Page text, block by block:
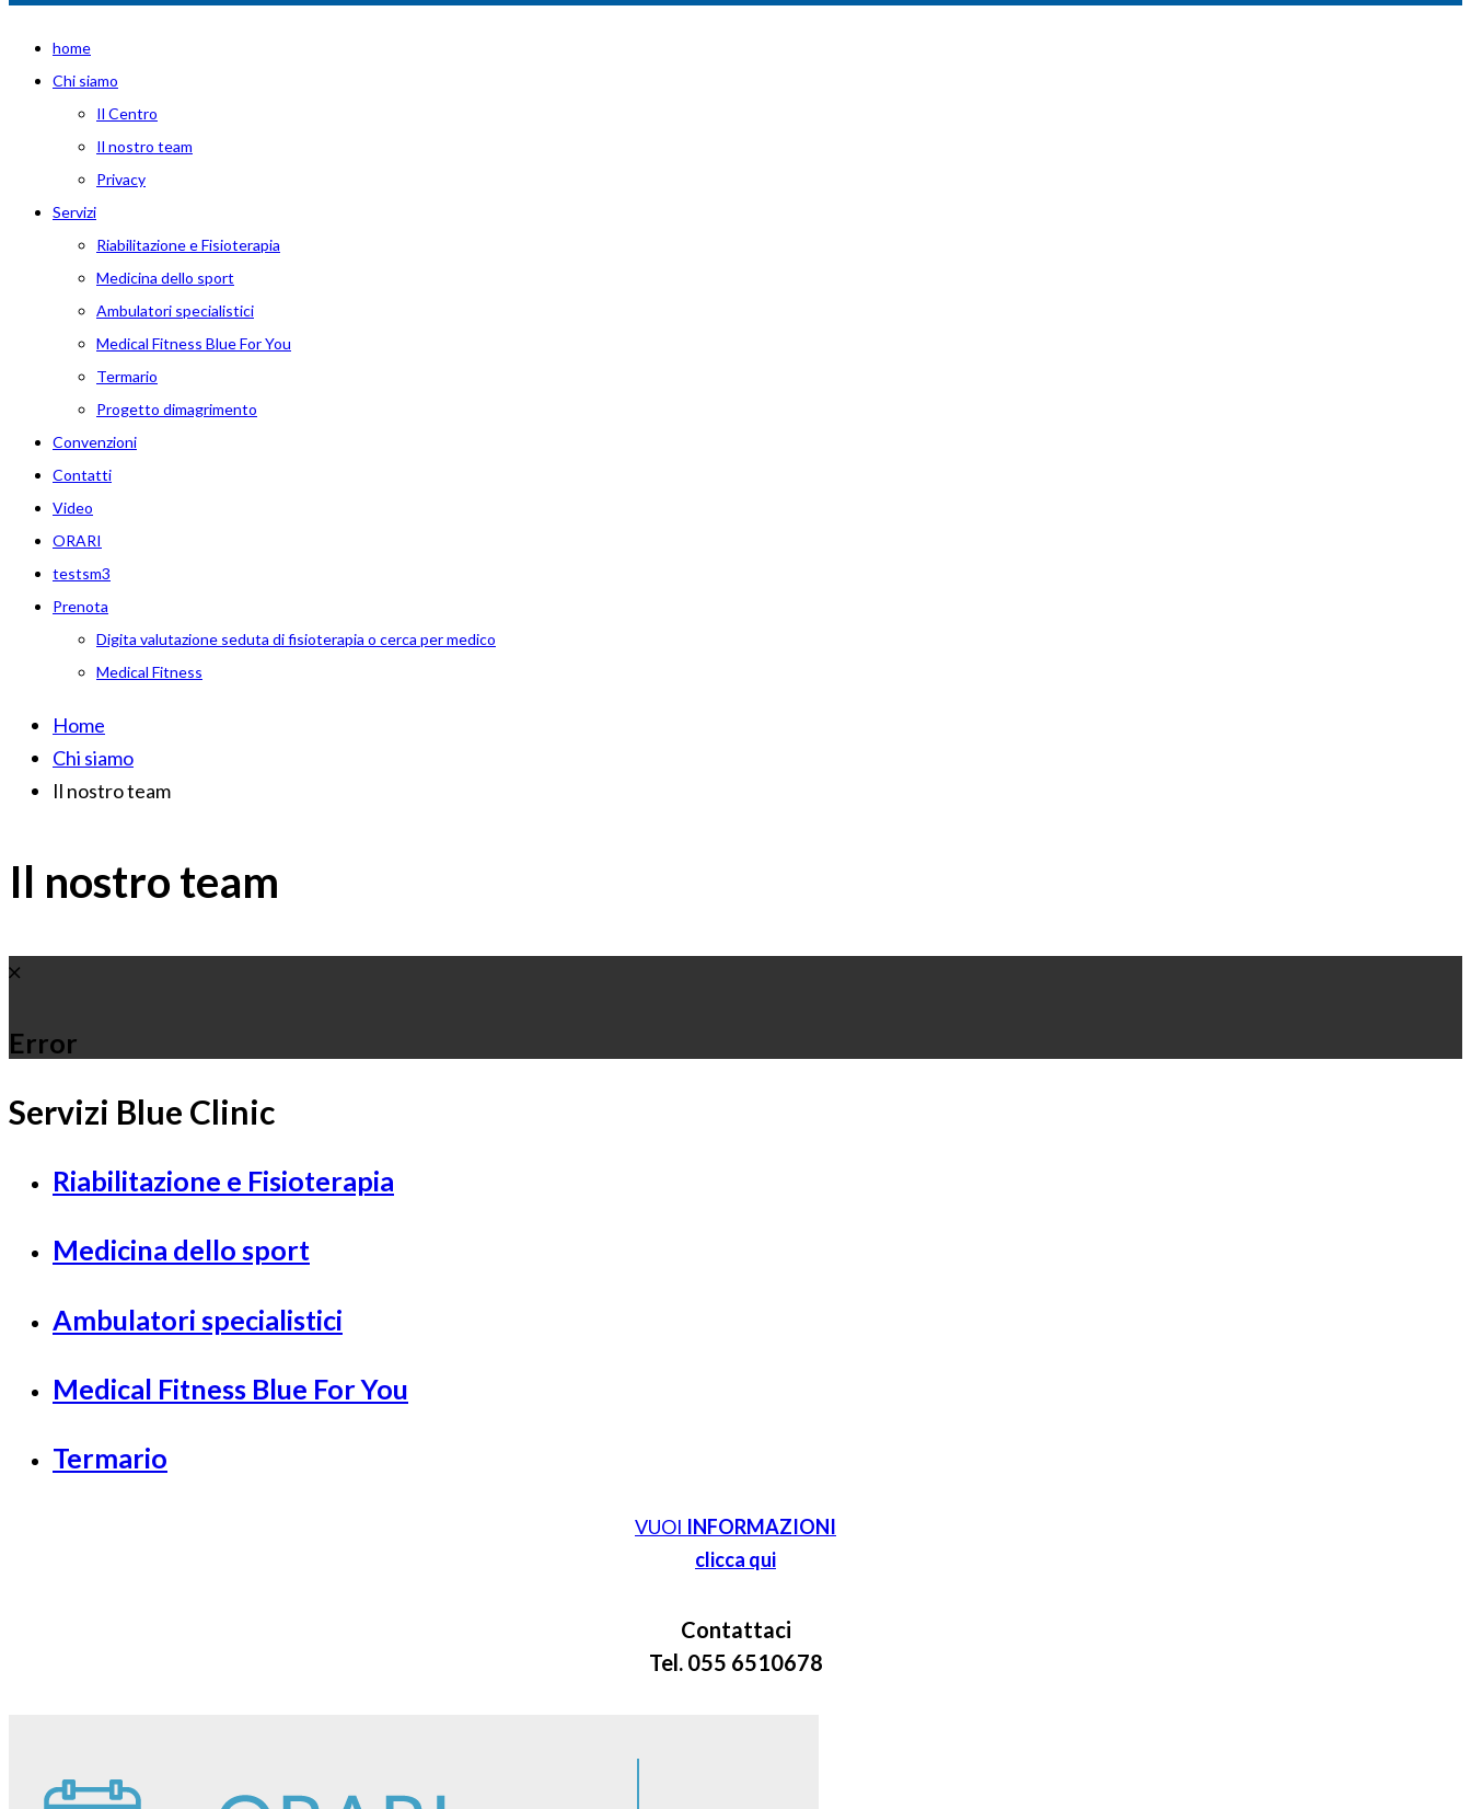
home
Chi siamo
Il Centro
Il nostro team
Privacy
Servizi
Riabilitazione e Fisioterapia
Medicina dello sport
Ambulatori specialistici
Medical Fitness Blue For You
Termario
Progetto dimagrimento
Convenzioni
Contatti
Video
ORARI
testsm3
Prenota
Digita valutazione seduta di fisioterapia o cerca per medico
Medical Fitness
Home
Chi siamo
Il nostro team
Il nostro team
Error
Servizi Blue Clinic
Riabilitazione e Fisioterapia
Medicina dello sport
Ambulatori specialistici
Medical Fitness Blue For You
Termario
VUOI INFORMAZIONI
clicca qui
Contattaci
Tel. 055 6510678